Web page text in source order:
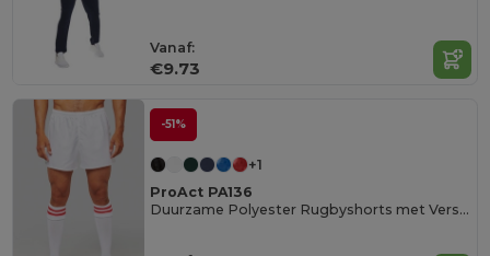
Vanaf:
€9.73
-51%
+1
ProAct PA136
Duurzame Polyester Rugbyshorts met Verstevigde Stiksels